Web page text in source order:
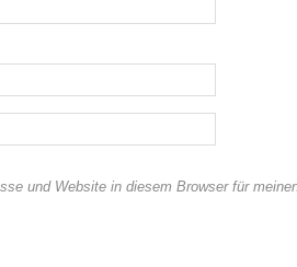
und Website in diesem Browser für